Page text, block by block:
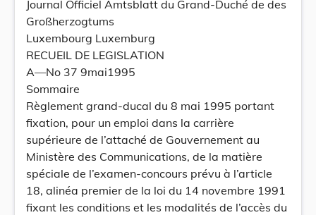
Journal Officiel Amtsblatt du Grand-Duché de des
Großherzogtums
Luxembourg Luxemburg
RECUEIL DE LEGISLATION
A—No 37 9mai1995
Sommaire
Règlement grand-ducal du 8 mai 1995 portant
fixation, pour un emploi dans la carrière
supérieure de l’attaché de Gouvernement au
Ministère des Communications, de la matière
spéciale de l’examen-concours prévu à l’article
18, alinéa premier de la loi du 14 novembre 1991
fixant les conditions et les modalités de l’accès du